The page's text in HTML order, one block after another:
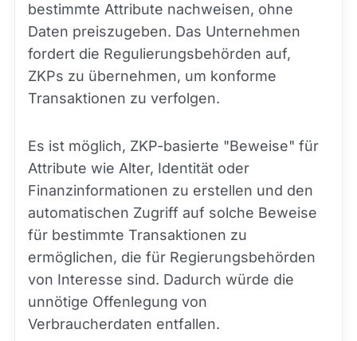
bestimmte Attribute nachweisen, ohne
Daten preiszugeben. Das Unternehmen
fordert die Regulierungsbehörden auf,
ZKPs zu übernehmen, um konforme
Transaktionen zu verfolgen.
Es ist möglich, ZKP-basierte "Beweise" für
Attribute wie Alter, Identität oder
Finanzinformationen zu erstellen und den
automatischen Zugriff auf solche Beweise
für bestimmte Transaktionen zu
ermöglichen, die für Regierungsbehörden
von Interesse sind. Dadurch würde die
unnötige Offenlegung von
Verbraucherdaten entfallen.